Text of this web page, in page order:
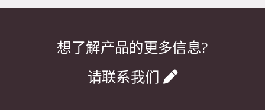
想了解产品的更多信息?
请联系我们